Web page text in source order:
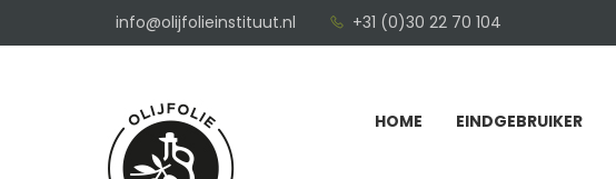
info@olijfolieinstituut.nl +31 (0)30 22 70 104
HOME EINDGEBRUIKER